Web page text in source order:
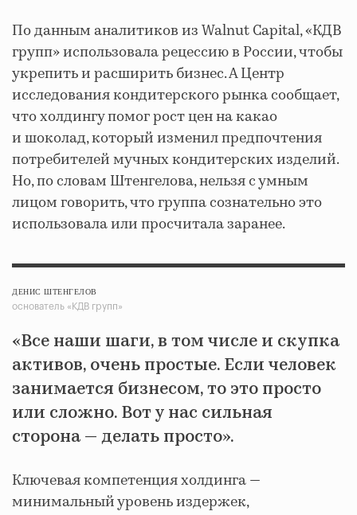
По данным аналитиков из Walnut Capital, «КДВ
групп» использовала рецессию в России, чтобы
укрепить и расширить бизнес. А Центр
исследования кондитерского рынка сообщает,
что холдингу помог рост цен на какао
и шоколад, который изменил предпочтения
потребителей мучных кондитерских изделий.
Но, по словам Штенгелова, нельзя с умным
лицом говорить, что группа сознательно это
использовала или просчитала заранее.
ДЕНИС ШТЕНГЕЛОВ
основатель «КДВ групп»
«Все наши шаги, в том числе и скупка
активов, очень простые. Если человек
занимается бизнесом, то это просто
или сложно. Вот у нас сильная
сторона — делать просто».
Ключевая компетенция холдинга —
минимальный уровень издержек,